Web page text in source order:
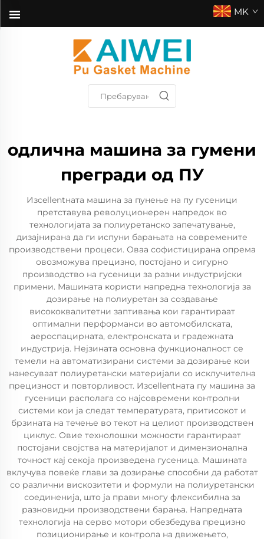
MK
одлична машина за гумени
прегради од ПУ
Изcellentната машина за пунење на пу гусеници
претставува револуционерен напредок во
технологијата за полиуретанско запечатување,
дизајнирана да ги испуни барањата на современите
производствени процеси. Оваа софистицирана опрема
овозможува прецизно, постојано и сигурно
производство на гусеници за разни индустријски
примени. Машината користи напредна технологија за
дозирање на полиуретан за создавање
висококвалитетни заптивања кои гарантираат
оптимални перформанси во автомобилската,
аероспацирната, електронската и градежната
индустрија. Нејзината основна функционалност се
темели на автоматизирани системи за дозирање кои
нанесуваат полиуретански материјали со исклучителна
прецизност и повторливост. Изcellentната пу машинa за
гусеници располага со најсовремени контролни
системи кои ја следат температурата, притисокот и
брзината на течење во текот на целиот производствен
циклус. Овие технолошки можности гарантираат
постојани својства на материјалот и димензионална
точност кај секоја произведена гусеница. Машината
вклучува повеќе глави за дозирање способни да работат
со различни вискозитети и формули на полиуретански
соединенија, што ја прави многу флексибилна за
разновидни производствени барања. Напредната
технологија на серво мотори обезбедува прецизно
позиционирање и контрола на движењето,